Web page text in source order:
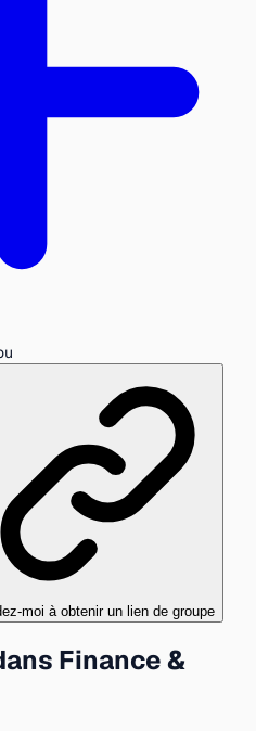
moi à obtenir un lien de groupe
Finance &